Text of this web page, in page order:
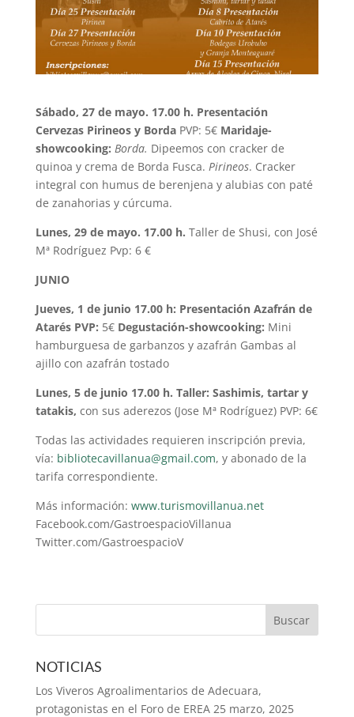
Sábado, 27 de mayo. 17.00 h. Presentación
Cervezas Pirineos y BordaPVP: 5€ Maridaje-
showcooking: Borda. Dipeemos con cracker de
quinoa y crema de Borda Fusca. Pirineos. Cracker
integral con humus de berenjena y alubias con paté
de zanahorias y cúrcuma.
Lunes, 29 de mayo. 17.00 h. Taller de Shusi, con José
Mª Rodríguez Pvp: 6 €
JUNIO
Jueves, 1 de junio 17.00 h: Presentación Azafrán de
Atarés PVP: 5€ Degustación-showcooking: Mini
hamburguesa de garbanzos y azafrán Gambas al
ajillo con azafrán tostado
Lunes, 5 de junio 17.00 h. Taller: Sashimis, tartar y
tatakis, con sus aderezos (Jose Mª Rodríguez) PVP: 6€
Todas las actividades requieren inscripción previa,
vía: bibliotecavillanua@gmail.com, y abonado de la
tarifa correspondiente.
Más información: www.turismovillanua.net
Facebook.com/GastroespacioVillanua
Twitter.com/GastroespacioV
NOTICIAS
Los Viveros Agroalimentarios de Adecuara,
protagonistas en el Foro de EREA 25 marzo, 2025